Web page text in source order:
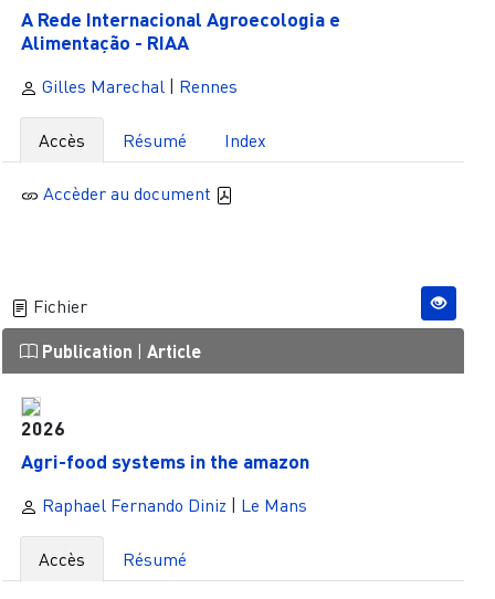
A Rede Internacional Agroecologia e
Alimentação - RIAA
Gilles Marechal | Rennes
Accès Résumé Index
Accèder au document
Fichier
Publication Article
2026
Agri-food systems in the amazon
Raphael Fernando Diniz | Le Mans
Accès Résumé